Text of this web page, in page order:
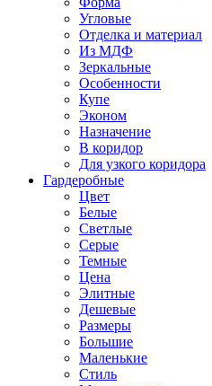
Угловые
Отделка и материал
Из МДФ
Зеркальные
Особенности
Купе
Эконом
Назначение
В коридор
Для узкого коридора
Гардеробные
Цвет
Белые
Светлые
Серые
Темные
Цена
Элитные
Дешевые
Размеры
Большие
Маленькие
Стиль